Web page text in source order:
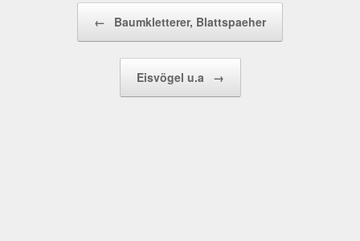
← Baumkletterer, Blattspaeher
Eisvögel u.a →